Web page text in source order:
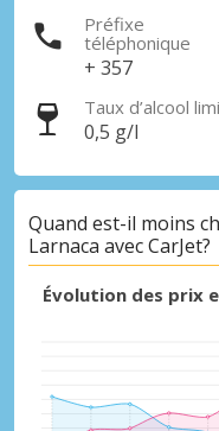
Préfixe
téléphonique
+ 357
Taux d’alcool
0,5 g/l
Quand est-il moins
Larnaca avec CarJet?
Évolution des prix